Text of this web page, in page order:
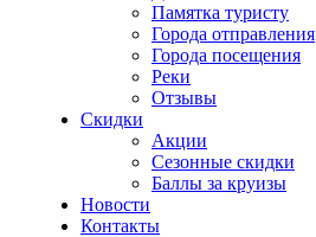
Памятка туристу
Города отправления
Города посещения
Реки
Отзывы
Скидки
Акции
Сезонные скидки
Баллы за круизы
Новости
Контакты